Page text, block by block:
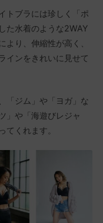
トブラには珍しく「ポ
た水着のような2WAY
より、伸縮性が高く、
インをきれいに見せて
「ジム」や「ヨガ」な
」や「海遊びレジャ
てくれます。